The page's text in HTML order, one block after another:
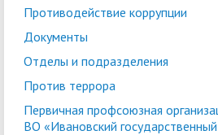
Противодействие коррупции
Документы
Отделы и подразделения
Против террора
Первичная профсоюзная
ВО «Ивановский